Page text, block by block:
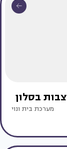
בסלון
מערכת בית ונוי